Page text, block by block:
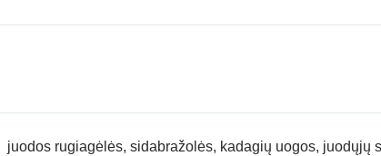
juodos rugiagėlės, sidabražolės, kadagių uogos, juodųjų